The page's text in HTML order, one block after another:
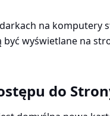
na komputery
być wyświetlane na
do